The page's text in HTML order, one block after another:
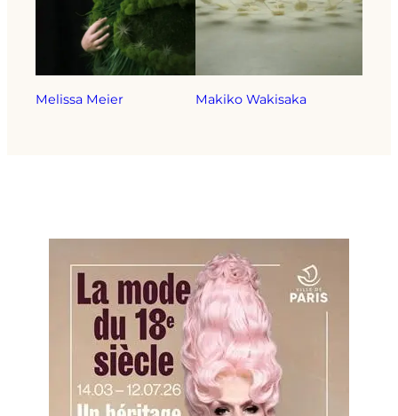
Melissa Meier Makiko Wakisaka